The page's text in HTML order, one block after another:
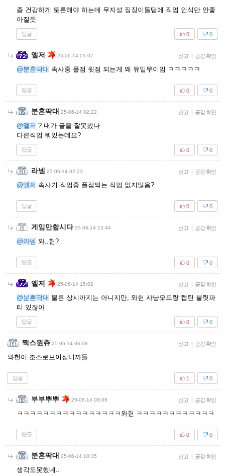
좀 건강하게 토론해야 하는데 무지성 징징이들땜에 직업 인식만 안좋
아질듯
답글 0
0
엘저 25-06-14 01:07 신고 | 공감 확인
@분혼딱대 속사중 플점 윗점 되는게 왜 유일무이임 ㅋㅋㅋㅋㅋ
답글 0
0
분혼딱대 25-06-14 02:22 신고 | 공감 확인
@엘저 ? 내가 글을 잘못봤나
다른직업 뭐있는데요?
답글 0
0
라넴 25-06-14 02:23 신고 | 공감 확인
@엘저 속사기 직업중 플점되는 직업 없지않음?
답글 0
0
게임만합시다 25-06-14 13:44 신고 | 공감 확인
@라넴 와..헌?
답글 0
0
엘저 25-06-14 15:02 신고 | 공감 확인
@분혼딱대 물론 상시까지는 아니지만, 와헌 사냥모드랑 캡틴 불릿파
티 있잖아
답글 0
0
짹스원츄 25-06-14 06:08 신고 | 공감 확인
와헌이 조스로보이십니까들
답글 0
1
부부뿌뿌 25-06-14 08:08 신고 | 공감 확인
ㅋㅋㅋㅋㅋㅋㅋㅋㅋㅋㅋㅋㅋㅋㅋㅋ와헌 ㅋㅋㅋㅋㅋㅋㅋㅋㅋㅋㅋㅋ
답글 0
0
분혼딱대 25-06-14 10:35 신고 | 공감 확인
생각도못했네..